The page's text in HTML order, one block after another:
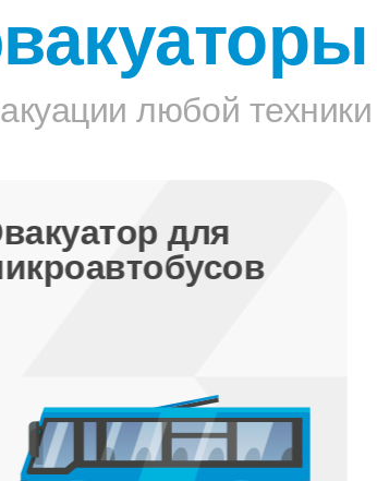
любой техники
трактора